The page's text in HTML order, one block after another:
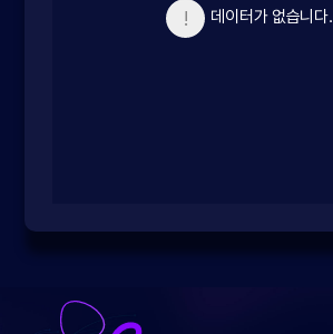
데이터가 없습니다.